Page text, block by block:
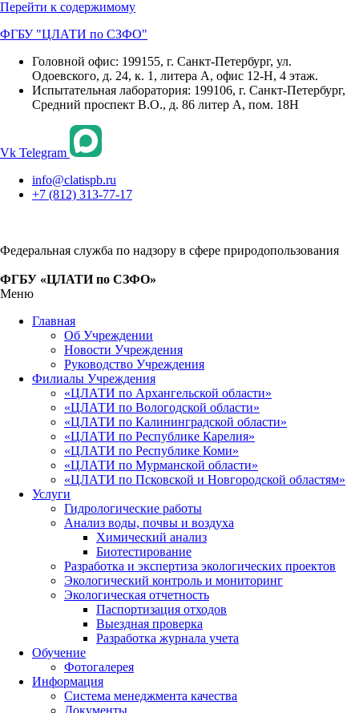
Перейти к содержимому
ФГБУ "ЦЛАТИ по СЗФО"
Головной офис: 199155, г. Санкт-Петербург, ул.
Одоевского, д. 24, к. 1, литера А, офис 12-Н, 4 этаж.
Испытательная лаборатория: 199106, г. Санкт-Петербург,
Средний проспект В.О., д. 86 литер А, пом. 18Н
Vk Telegram
info@clatispb.ru
+7 (812) 313-77-17
Федеральная служба по надзору в сфере природопользования
ФГБУ «ЦЛАТИ по СЗФО»
Меню
Главная
Об Учреждении
Новости Учреждения
Руководство Учреждения
Филиалы Учреждения
«ЦЛАТИ по Архангельской области»
«ЦЛАТИ по Вологодской области»
«ЦЛАТИ по Калининградской области»
«ЦЛАТИ по Республике Карелия»
«ЦЛАТИ по Республике Коми»
«ЦЛАТИ по Мурманской области»
«ЦЛАТИ по Псковской и Новгородской областям»
Услуги
Гидрологические работы
Анализ воды, почвы и воздуха
Химический анализ
Биотестирование
Разработка и экспертиза экологических проектов
Экологический контроль и мониторинг
Экологическая отчетность
Паспортизация отходов
Выездная проверка
Разработка журнала учета
Обучение
Фотогалерея
Информация
Система менеджмента качества
Документы